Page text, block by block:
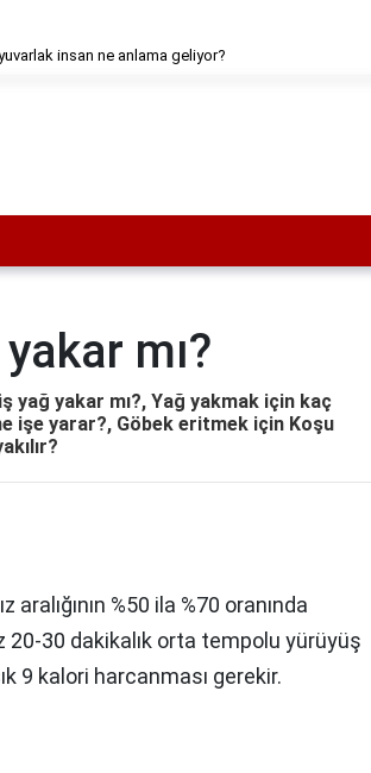
anda basılırsa ne olur?
mı?
yağ yakar mı?, Yağ yakmak için kaç
işe yarar?, Göbek eritmek için Koşu
%50 ila %70 oranında
20-30 dakikalık orta tempolu yürüyüş
9 kalori harcanması gerekir.